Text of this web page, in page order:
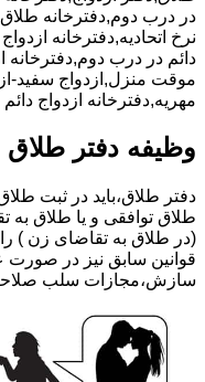
در درب دوم,دفترخانه
نرخ اتحادیه,دفترخانه
دائم در درب دوم,دفترخانه
موقت منزل,ازدواج سفید-
مهریه,دفترخانه ازدواج
وظیفه دفتر
دفتر طلاق،باید در ثبت
طلاق توافقی و یا طلاق
قوانین سابق نیز در
سازش،مجازات سلب